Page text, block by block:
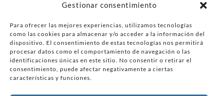
Gestionar consentimiento
Para ofrecer las mejores experiencias, utilizamos tecnologías
como las cookies para almacenar y/o acceder a la información del
dispositivo. El consentimiento de estas tecnologías nos permitirá
procesar datos como el comportamiento de navegación o las
identificaciones únicas en este sitio. No consentir o retirar el
consentimiento, puede afectar negativamente a ciertas
características y funciones.
comarca del Bierzo
Anúnciate
Más información sobre las cookies
Envía tu negocio
Contacta Política de privacidad